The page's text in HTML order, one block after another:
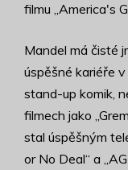
filmu „America's
Mandel má čisté
úspěšné kariéře
stand-up komik,
filmech jako
stal úspěšným
or No Deal“ a